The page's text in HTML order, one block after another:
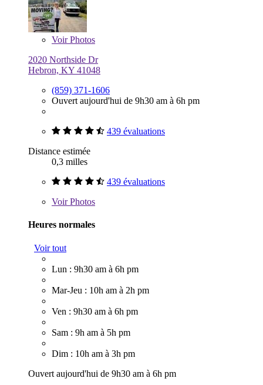
VoirPhotos
2020 Northside Dr
Hebron, KY 41048
(859) 371-1606
Ouvert aujourd'hui de 9h30 am à 6h pm
439 évaluations
Distance estimée
0,3 milles
439 évaluations
VoirPhotos
Heures normales
Voir tout
Lun : 9h30 am à 6h pm
Mar-Jeu : 10h am à 2h pm
Ven : 9h30 am à 6h pm
Sam : 9h am à 5h pm
Dim : 10h am à 3h pm
Ouvert aujourd'hui de 9h30 am à 6h pm